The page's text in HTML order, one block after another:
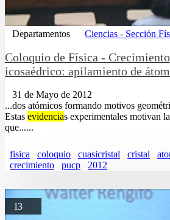
Departamentos Ciencias - Sección
Coloquio de Física -
icosaédrico: apilamiento de
31 de Mayo de 2012
...dos atómicos formando motivos
Estas evidencias experimentales motivan
que......
fisica coloquio cuasicristal cristal
crecimiento
pucp 2012
13